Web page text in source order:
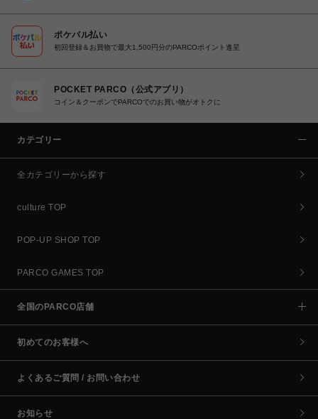
ポケパル払い
初回登録＆お買物で最大1,500円分のPARCOポイント進呈
POCKET PARCO（公式アプリ）
コイン＆クーポンでPARCOでのお買い物がオトクに
カテゴリー
全カテゴリーから探す
culture TOP
POP-UP SHOP TOP
PARCO GAMES TOP
全国のPARCO店舗
初めてのお客様へ
よくあるご質問 / お問い合わせ
お知らせ